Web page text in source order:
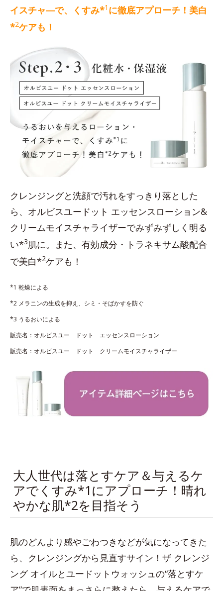
イスチャ―で、くすみ*1 に徹底アプローチ！美白
*2ケアも！
クレンジングと洗顔で汚れをすっきり落とした
ら、オルビスユードット エッセンスローション&
クリームモイスチャライザーでみずみずしく明る
い*3肌に。また、有効成分・トラネキサム酸配合
で美白*2ケアも！
*1 乾燥による
*2 メラニンの生成を抑え、シミ・そばかすを防ぐ
*3 うるおいによる
販売名：オルビスユー ドット エッセンスローション
販売名：オルビスユー ドット クリームモイスチャライザー
大人世代は落とすケア＆与えるケ
アでくすみ*1にアプローチ！晴れ
やかな肌*2を目指そう
肌のどんより感やごわつきなどが気になってきた
ら、クレンジングから見直すサイン！ザ クレンジ
ング オイルとユードットウォッシュの“落とすケ